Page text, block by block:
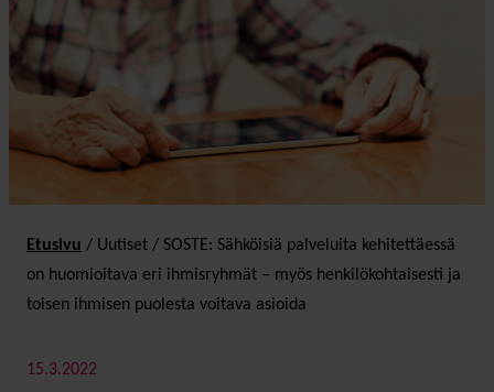
Etusivu / Uutiset / SOSTE: Sähköisiä palveluita kehitettäessä
on huomioitava eri ihmisryhmät – myös henkilökohtaisesti ja
toisen ihmisen puolesta voitava asioida
15.3.2022